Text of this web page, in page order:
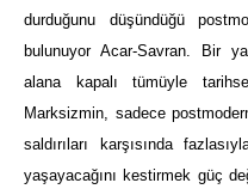
durduğunu düşündüğü
bulunuyor Acar-Savran. Bir
alana kapalı tümüyle
Marksizmin, sadece
saldırıları karşısında
yaşayacağını kestirmek güç